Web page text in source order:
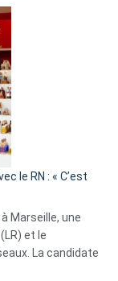
Algérie
le RN : « C’est
Marseille, une
et le
La candidate